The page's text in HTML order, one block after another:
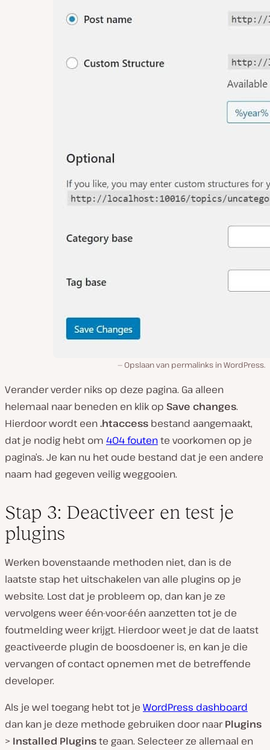
Opslaan van permalinks in WordPress.
Verander verder niks op deze pagina. Ga alleen
helemaal naar beneden en klik op Save changes.
Hierdoor wordt een.htaccess bestand aangemaakt,
dat je nodig hebt om 404 foutente voorkomen op je
pagina’s. Je kan nu het oude bestand dat je een andere
naam had gegeven veilig weggooien.
Stap 3: Deactiveer en test je
plugins
Werken bovenstaande methoden niet, dan is de
laatste stap het uitschakelen van alle plugins op je
website. Lost dat je probleem op, dan kan je ze
vervolgens weer één-voor-één aanzetten tot je de
foutmelding weer krijgt. Hierdoor weet je dat de laatst
geactiveerde plugin de boosdoener is, en kan je die
vervangen of contact opnemen met de betreffende
developer.
Als je wel toegang hebt tot je WordPress dashboard
dan kan je deze methode gebruiken door naarPlugins
> Installed Pluginste gaan. Selecteer ze allemaal en